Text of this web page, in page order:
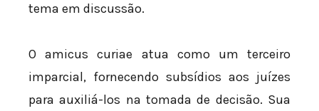
tema em discussão.
O amicus curiae atua como um terceiro
imparcial, fornecendo subsídios aos juízes
para auxiliá-los na tomada de decisão. Sua